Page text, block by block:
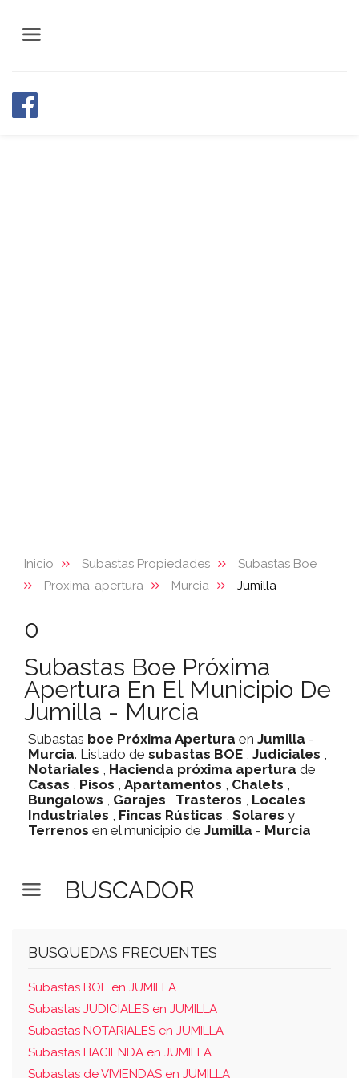
Inicio Subastas Propiedades
Subastas Boe
Proxima-apertura
Murcia Jumilla
0
Subastas Boe Próxima
Apertura En El Municipio De
Jumilla - Murcia
Subastas boe Próxima Apertura en Jumilla -
Murcia. Listado de subastas BOE , Judiciales ,
Notariales , Hacienda próxima apertura de
Casas , Pisos , Apartamentos , Chalets ,
Bungalows , Garajes , Trasteros , Locales
Industriales , Fincas Rústicas , Solares y
Terrenos en el municipio de Jumilla - Murcia
BUSCADOR
BUSQUEDAS FRECUENTES
Subastas BOE en JUMILLA
Subastas JUDICIALES en JUMILLA
Subastas NOTARIALES en JUMILLA
Subastas HACIENDA en JUMILLA
Subastas de VIVIENDAS en JUMILLA